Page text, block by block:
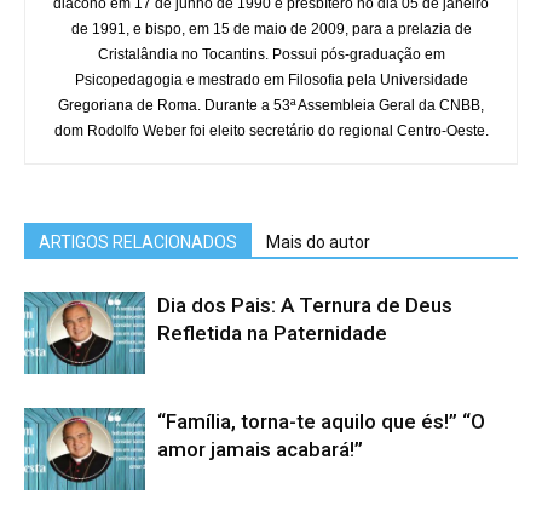
de 1991, e bispo, em 15 de maio de 2009, para a prelazia de
Cristalândia no Tocantins. Possui pós-graduação em
Psicopedagogia e mestrado em Filosofia pela Universidade
Gregoriana de Roma. Durante a 53ª Assembleia Geral da CNBB,
dom Rodolfo Weber foi eleito secretário do regional Centro-Oeste.
ARTIGOS RELACIONADOS Mais do autor
Dia dos Pais: A Ternura de Deus
Refletida na Paternidade
“Família, torna-te aquilo que és!” “O
amor jamais acabará!”